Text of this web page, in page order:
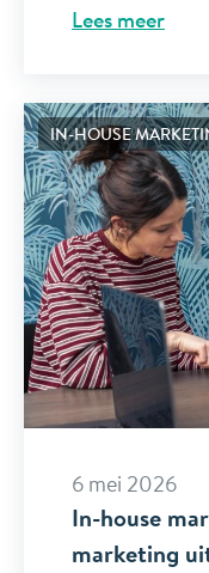
Lees meer
IN-HOUSE
6 mei 2026
In-house
marketing